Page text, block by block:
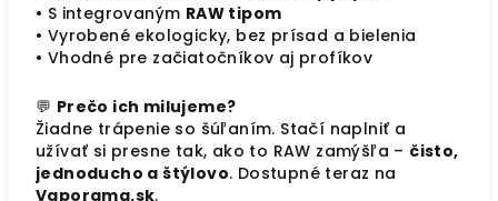
• S integrovaným RAW tipom
• Vyrobené ekologicky, bez prísad a bielenia
• Vhodné pre začiatočníkov aj profíkov
💬 Prečo ich milujeme?
Žiadne trápenie so šúľaním. Stačí naplniť a
užívať si presne tak, ako to RAW zamýšľa – čisto,
jednoducho a štýlovo. Dostupné teraz na
Vaporama.sk.